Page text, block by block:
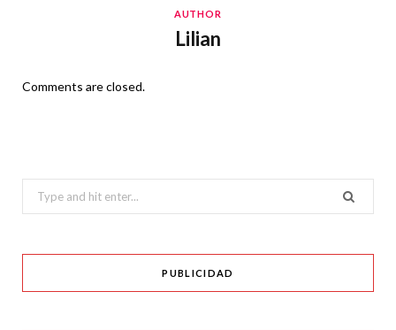
AUTHOR
Lilian
Comments are closed.
Search
for:
PUBLICIDAD